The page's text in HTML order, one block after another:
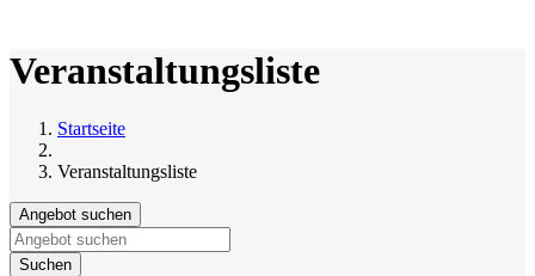
Veranstaltungsliste
Startseite
Veranstaltungsliste
Angebot suchen
Suchen